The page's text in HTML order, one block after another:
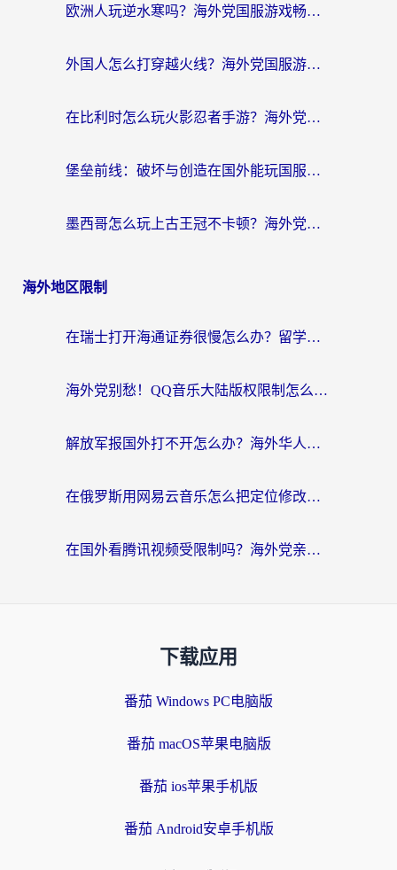
欧洲人玩逆水寒吗？海外党国服游戏畅玩终极指南（附低延迟秘籍）
外国人怎么打穿越火线？海外党国服游戏加速器终极攻略（附3大热门游戏解决方案）
在比利时怎么玩火影忍者手游？海外党亲测有效的国服游戏加速指南
堡垒前线：破坏与创造在国外能玩国服吗？海外玩家国服畅玩终极指南
墨西哥怎么玩上古王冠不卡顿？海外党国服游戏加速器选择全攻略
海外地区限制
在瑞士打开海通证券很慢怎么办？留学生&海外华人的回国加速全攻略
海外党别愁！QQ音乐大陆版权限制怎么破？附咪咕视频、B站地区限制解除全攻略
解放军报国外打不开怎么办？海外华人必备回国加速指南，看奥运拳击、听酷狗音乐全搞定
在俄罗斯用网易云音乐怎么把定位修改到中国国内？海外党听歌自由的钥匙找到了
在国外看腾讯视频受限制吗？海外党亲测有效的回国加速器选择指南
下载应用
番茄 Windows PC电脑版
番茄 macOS苹果电脑版
番茄 ios苹果手机版
番茄 Android安卓手机版